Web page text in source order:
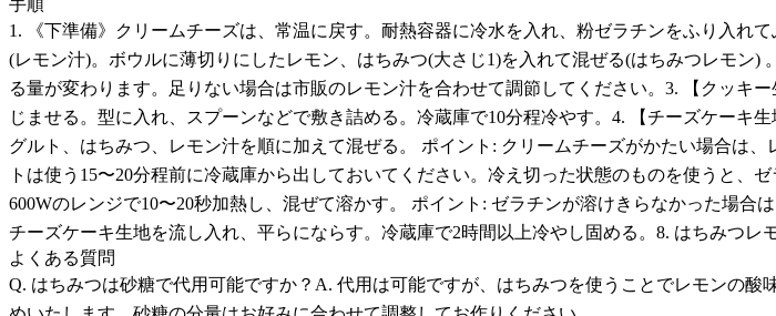
1. 《下準備》クリームチーズは、常温に戻す。耐熱容器に冷水を入れ、粉ゼラチンをふり入れ
(レモン汁)。ボウルに薄切りにしたレモン、はちみつ(大さじ1)を入れて混ぜる(はちみつレモン
る量が変わります。足りない場合は市販のレモン汁を合わせて調節してください。3. 【クッ
じませる。型に入れ、スプーンなどで敷き詰める。冷蔵庫で10分程冷やす。4. 【チーズケー
グルト、はちみつ、レモン汁を順に加えて混ぜる。 ポイント: クリームチーズがかたい場合は
トは使う15〜20分程前に冷蔵庫から出しておいてください。冷え切った状態のものを使うと
600Wのレンジで10〜20秒加熱し、混ぜて溶かす。 ポイント: ゼラチンが溶けきらなかった場
チーズケーキ生地を流し入れ、平らにならす。冷蔵庫で2時間以上冷やし固める。8. はちみつレ
よくある質問
Q. はちみつは砂糖で代用可能ですか？A. 代用は可能ですが、はちみつを使うことでレモンの